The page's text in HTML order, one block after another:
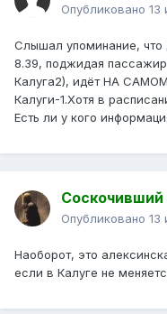
Опубликовано 13
Слышал упоминание, что
8.39, поджидая
Калуга2), идёт НА
Калуги-1.Хотя в
Есть ли у кого
Соскочивший
Опубликовано 13
Наоборот, это
если в Калуге не